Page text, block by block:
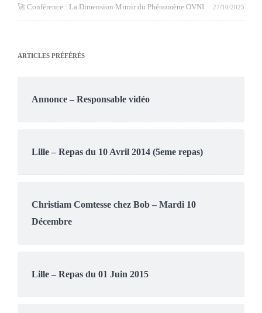
🚀 Conférence : La Dimension Miroir du Phénomène OVNI 27/10/2025
ARTICLES PRÉFÉRÉS
Annonce – Responsable vidéo
Lille – Repas du 10 Avril 2014 (5eme repas)
Christiam Comtesse chez Bob – Mardi 10
Décembre
Lille – Repas du 01 Juin 2015